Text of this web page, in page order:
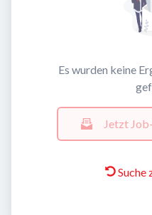
Es wurden keine
Jetzt
Suche